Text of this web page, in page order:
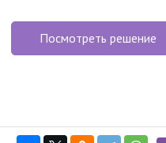
Посмотреть решение